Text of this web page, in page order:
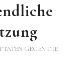
GEGEN DIE